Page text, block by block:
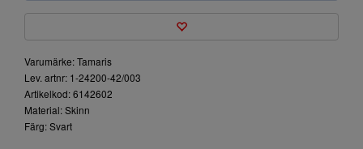
Varumärke: Tamaris
Lev. artnr: 1-24200-42/003
Artikelkod: 6142602
Material: Skinn
Färg: Svart